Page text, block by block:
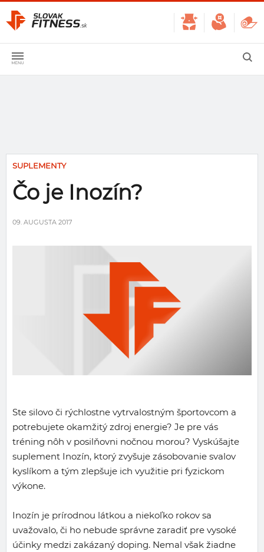
SUPLEMENTY
Čo je Inozín?
09. AUGUSTA 2017
Ste silovo či rýchlostne vytrvalostným športovcom a
potrebujete okamžitý zdroj energie? Je pre vás
tréning nôh v posilňovni nočnou morou? Vyskúšajte
suplement Inozín, ktorý zvyšuje zásobovanie svalov
kyslíkom a tým zlepšuje ich využitie pri fyzickom
výkone.
Inozín je prírodnou látkou a niekoľko rokov sa
uvažovalo, či ho nebude správne zaradiť pre vysoké
účinky medzi zakázaný doping. Nemal však žiadne